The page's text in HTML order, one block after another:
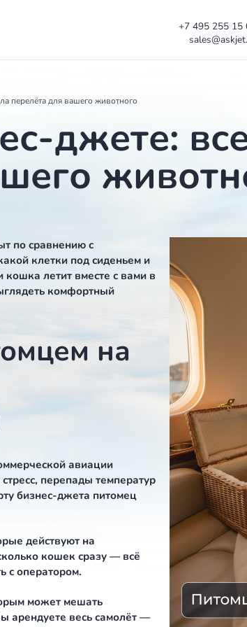
вашего
опыт по сравнению с
никакой клетки под сиденьем и
или кошка летит вместе с вами
должен выглядеть комфортный
питомцем на
В коммерческой авиации
Это стресс, перепады
На борту бизнес-джета питомец